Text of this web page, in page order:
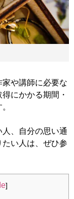
や講師に必要な
にかかる期間・
、自分の思い通
い人は、ぜひ参
]